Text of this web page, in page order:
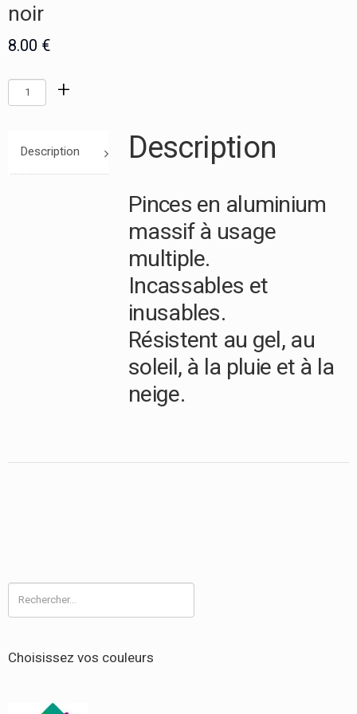
noir
8.00 €
quantité
de
noir
+
Description Description
Pinces en aluminium
massif à usage
multiple.
Incassables et
inusables.
Résistent au gel, au
soleil, à la pluie et à la
neige.
Choisissez vos couleurs
: